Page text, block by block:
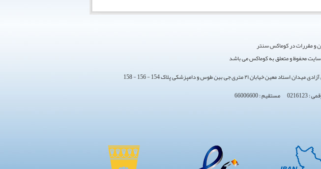
و مقررات در کوماکس سنتر
محفوظ و متعلق به کوماکس می باشد
جی بین طوس و دامپزشکی پلاک 154 - 156 - 158
: 66006600